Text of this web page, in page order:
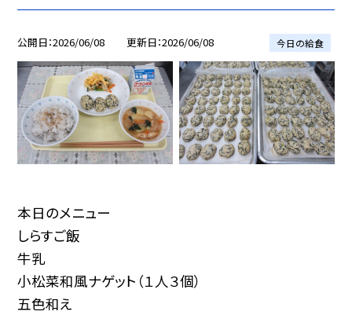
公開日 2026/06/08 更新日 2026/06/08 今日の給食
本日のメニュー
しらすご飯
牛乳
小松菜和風ナゲット（１人３個）
五色和え